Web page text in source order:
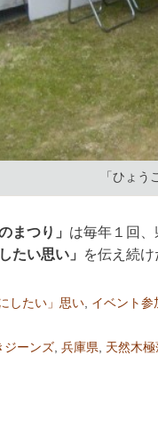
「ひょ
まつり」 は毎年１回
たい思い」
を伝え続
したい」思い イベント参
ジーンズ 兵庫県 天然木